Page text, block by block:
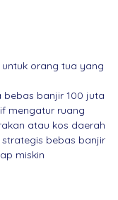
orang tua yang
banjir 100 juta
mengatur ruang
atau kos daerah
bebas banjir
miskin